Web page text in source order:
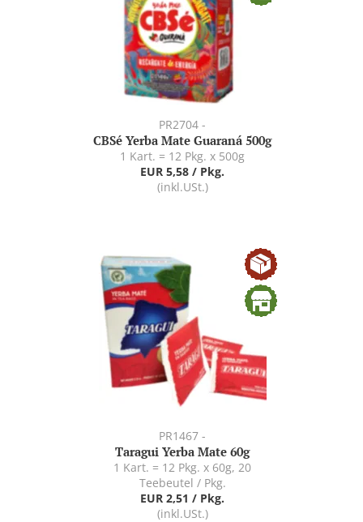
PR2704 -
CBSé Yerba Mate Guaraná 500g
1 Kart. = 12 Pkg. x 500g
EUR 5,58 / Pkg.
(inkl.USt.)
PR1467 -
Taragui Yerba Mate 60g
1 Kart. = 12 Pkg. x 60g, 20
Teebeutel / Pkg.
EUR 2,51 / Pkg.
(inkl.USt.)